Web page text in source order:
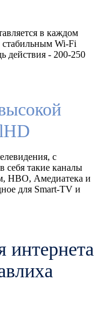
в каждом
стабильным Wi-Fi
действия - 200-250
с
себя такие каналы
HBO, Амедиатека и
для Smart-TV и
интернета